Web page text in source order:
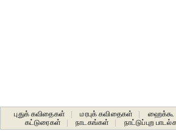
புதுக் கவிதைகள் மரபுக் கவிதைகள் ஹைக்கூ
கட்டுரைகள்
நாடகங்கள் நாட்டுப்புற